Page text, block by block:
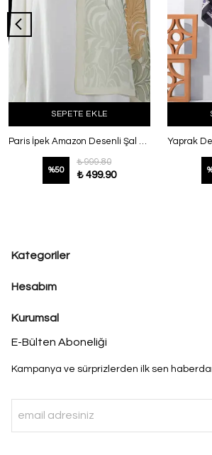
SEPETE EKLE
Paris İpek Amazon Desenli Şal Açık Sarı
%50
₺ 999.80
₺ 499.90
Kategoriler
Hesabım
Kurumsal
E-Bülten Aboneliği
Kampanya ve sürprizlerden ilk sen